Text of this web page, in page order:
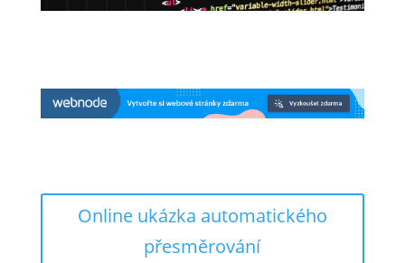
Online ukázka automatického
přesměrování